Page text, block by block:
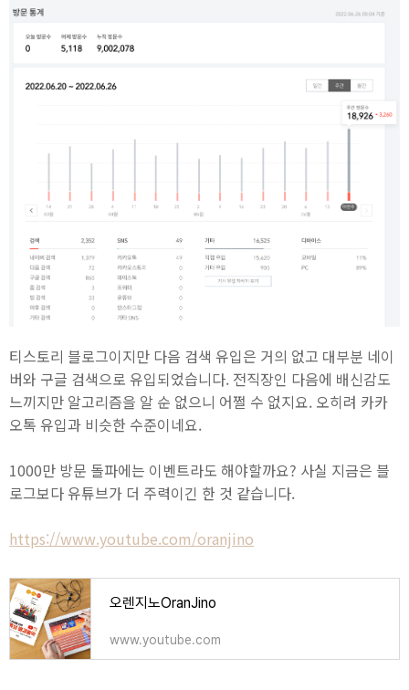
티스토리 블로그이지만 다음 검색 유입은 거의 없고 대부분 네이
버와 구글 검색으로 유입되었습니다. 전직장인 다음에 배신감도
느끼지만 알고리즘을 알 순 없으니 어쩔 수 없지요. 오히려 카카
오톡 유입과 비슷한 수준이네요.
1000만 방문 돌파에는 이벤트라도 해야할까요? 사실 지금은 블
로그보다 유튜브가 더 주력이긴 한 것 같습니다.
https://www.youtube.com/oranjino
오렌지노OranJino
www.youtube.com